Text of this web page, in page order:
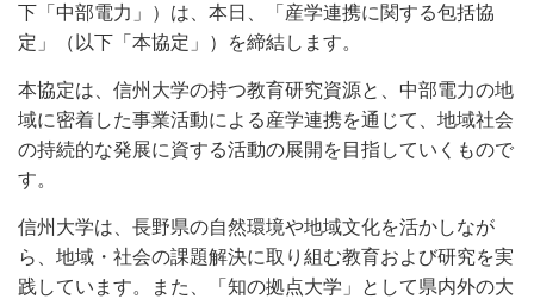
下「中部電力」）は、本日、「産学連携に関する包括協
定」（以下「本協定」）を締結します。
本協定は、信州大学の持つ教育研究資源と、中部電力の地
域に密着した事業活動による産学連携を通じて、地域社会
の持続的な発展に資する活動の展開を目指していくもので
す。
信州大学は、長野県の自然環境や地域文化を活かしなが
ら、地域・社会の課題解決に取り組む教育および研究を実
践しています。また、「知の拠点大学」として県内外の大